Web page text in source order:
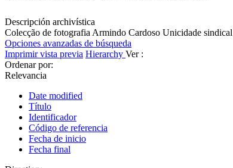
Descripción archivística
Colecção de fotografia Armindo Cardoso Unicidade sindical
Opciones avanzadas de búsqueda
Imprimir vista previa Hierarchy Ver :
Ordenar por:
Relevancia
Date modified
Título
Identificador
Código de referencia
Fecha de inicio
Fecha final